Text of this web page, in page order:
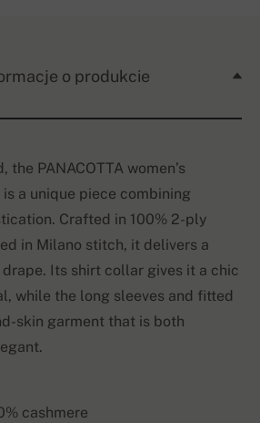
o produkcie
the PANACOTTA women’s
a unique piece combining
Crafted in 100% 2-ply
in Milano stitch, it delivers a
Its shirt collar gives it a chic
while the long sleeves and fitted
skin garment that is both
cashmere